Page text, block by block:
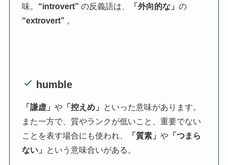
味。 “introvert” の反義語は、 「外向的な」 の
“extrovert” 。
humble
「謙虚」 や「控えめ」
といった意味があります。
また一方で、質やランクが低いこと、重要でない
ことを表す場合にも使われ、
「質素」 や「つまら
ない」
という意味合いがある。